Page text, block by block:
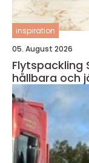
inspiration
05. August 2026
Flytspackling
hållbara och